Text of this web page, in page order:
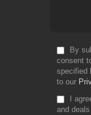
By
consent
specified
to our
I
and